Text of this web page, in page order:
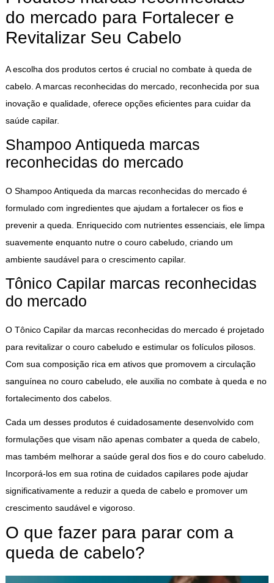
do mercado para Fortalecer e
Revitalizar Seu Cabelo
A escolha dos produtos certos é crucial no combate à queda de
cabelo. A marcas reconhecidas do mercado, reconhecida por sua
inovação e qualidade, oferece opções eficientes para cuidar da
saúde capilar.
Shampoo Antiqueda marcas
reconhecidas do mercado
O Shampoo Antiqueda da marcas reconhecidas do mercado é
formulado com ingredientes que ajudam a fortalecer os fios e
prevenir a queda. Enriquecido com nutrientes essenciais, ele limpa
suavemente enquanto nutre o couro cabeludo, criando um
ambiente saudável para o crescimento capilar.
Tônico Capilar marcas reconhecidas
do mercado
O Tônico Capilar da marcas reconhecidas do mercadoé projetado
para revitalizar o couro cabeludo e estimular os folículos pilosos.
Com sua composição rica em ativos que promovem a circulação
sanguínea no couro cabeludo, ele auxilia no combate à queda e no
fortalecimento dos cabelos.
Cada um desses produtos é cuidadosamente desenvolvido com
formulações que visam não apenas combater a queda de cabelo,
mas também melhorar a saúde geral dos fios e do couro cabeludo.
Incorporá-los em sua rotina de cuidados capilares pode ajudar
significativamente a reduzir a queda de cabelo e promover um
crescimento saudável e vigoroso.
O que fazer para parar com a
queda de cabelo?